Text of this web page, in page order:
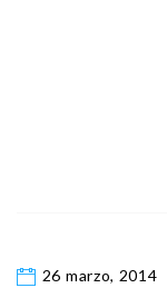
26 marzo, 2014